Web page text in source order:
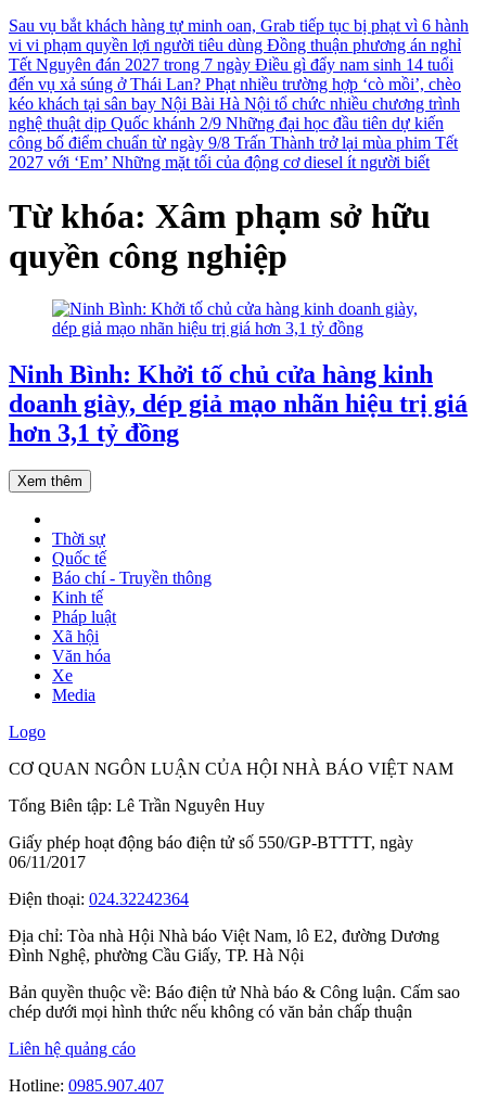
Sau vụ bắt khách hàng tự minh oan, Grab tiếp tục bị phạt vì 6 hành
vi vi phạm quyền lợi người tiêu dùng Đồng thuận phương án nghỉ
Tết Nguyên đán 2027 trong 7 ngày Điều gì đẩy nam sinh 14 tuổi
đến vụ xả súng ở Thái Lan? Phạt nhiều trường hợp ‘cò mồi’, chèo
kéo khách tại sân bay Nội Bài Hà Nội tổ chức nhiều chương trình
nghệ thuật dịp Quốc khánh 2/9 Những đại học đầu tiên dự kiến
công bố điểm chuẩn từ ngày 9/8 Trấn Thành trở lại mùa phim Tết
2027 với ‘Em’ Những mặt tối của động cơ diesel ít người biết
Từ khóa: Xâm phạm sở hữu
quyền công nghiệp
Ninh Bình: Khởi tố chủ cửa hàng kinh
doanh giày, dép giả mạo nhãn hiệu trị giá
hơn 3,1 tỷ đồng
Xem thêm
Thời sự
Quốc tế
Báo chí - Truyền thông
Kinh tế
Pháp luật
Xã hội
Văn hóa
Xe
Media
Logo
CƠ QUAN NGÔN LUẬN CỦA HỘI NHÀ BÁO VIỆT NAM
Tổng Biên tập: Lê Trần Nguyên Huy
Giấy phép hoạt động báo điện tử số 550/GP-BTTTT, ngày
06/11/2017
Điện thoại: 024.32242364
Địa chỉ: Tòa nhà Hội Nhà báo Việt Nam, lô E2, đường Dương
Đình Nghệ, phường Cầu Giấy, TP. Hà Nội
Bản quyền thuộc về: Báo điện tử Nhà báo & Công luận. Cấm sao
chép dưới mọi hình thức nếu không có văn bản chấp thuận
Liên hệ quảng cáo
Hotline: 0985.907.407